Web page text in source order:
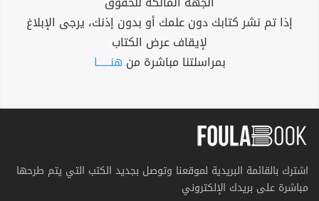
إذا تم نشر كتابك دون علمك أو بدون إذنك، يرجى الإبلاغ
لإيقاف عرض الكتاب
بمراسلتنا مباشرة من هنــــــا
اشترك بالقائمة البريدية لموقعنا وتوصل بجديد الكتب التي يتم طرحها
مباشرة على بريدك الإلكتروني